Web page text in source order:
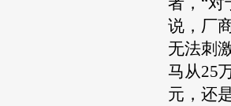
说，厂
无法刺
马从25
元，还